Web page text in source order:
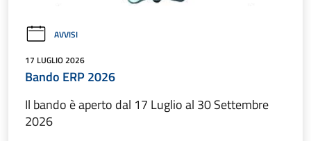
AVVISI
17 LUGLIO 2026
Bando ERP 2026
Il bando è aperto dal 17 Luglio al 30 Settembre
2026